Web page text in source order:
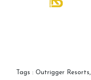
Tags : Outrigger Resorts,